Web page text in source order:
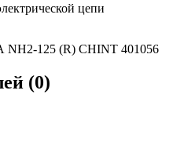
цепи
NH2-125 (R) CHINT 401056
(0)